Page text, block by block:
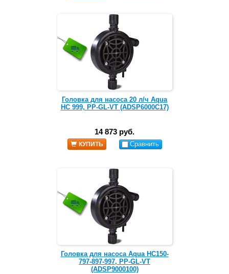
Головка для насоса 20 л/ч Aqua
HC 999, PP-GL-VT (ADSP6000С17)
14 873 руб.
КУПИТЬ Сравнить
Головка для насоса Aqua НС150-
797-897-997, PP-GL-VT
(ADSP9000100)